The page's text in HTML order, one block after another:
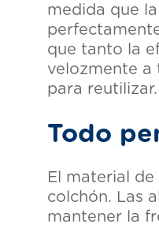
medida que
que tanto la
velozmente a
para reutilizar.
Todo
El material
colchón. Las
mantener la